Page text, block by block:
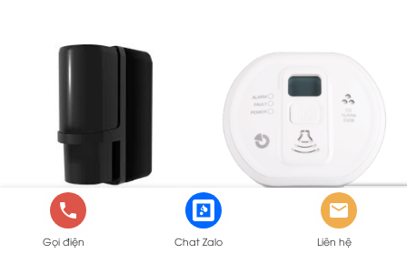
Barrier (rào cản
Cảm biến khí CO có
Gọi điện Chat Zalo Liên hệ